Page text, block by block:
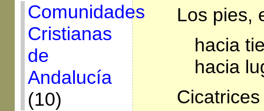
Comunidades
Cristianas
de
Andalucía
(10)
Los pies,
hacia
hacia